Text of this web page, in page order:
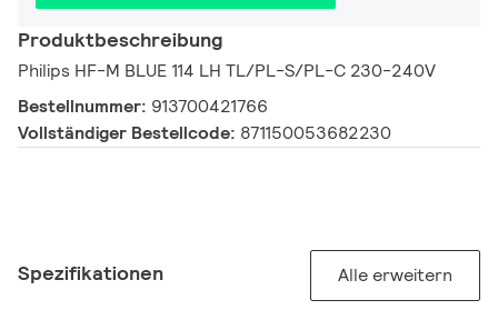
Produktbeschreibung
Philips HF-M BLUE 114 LH TL/PL-S/PL-C 230-240V
Bestellnummer: 913700421766
Vollständiger Bestellcode: 871150053682230
Spezifikationen Alle erweitern